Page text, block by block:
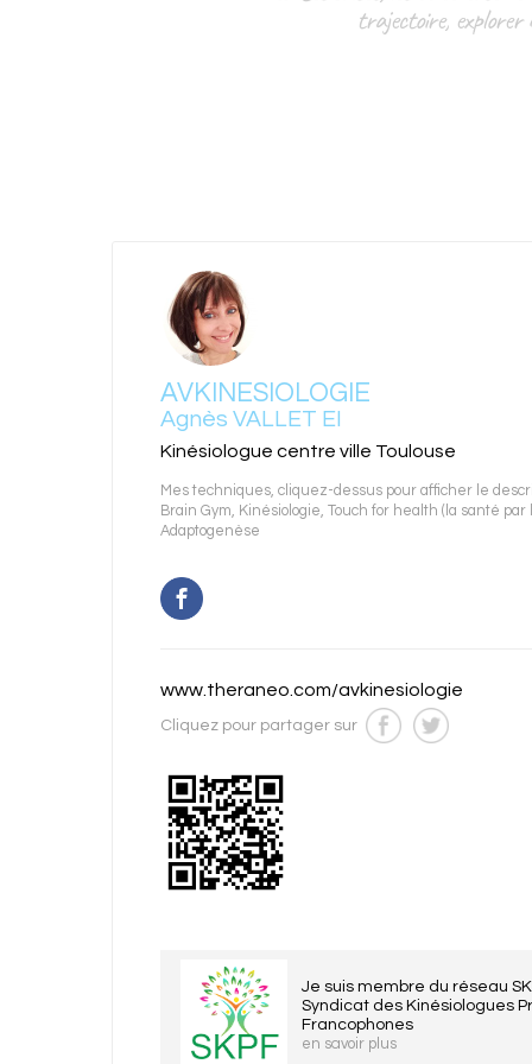
trajectoire, explorer
AVKINESIOLOGIE
Agnès VALLET EI
Kinésiologue centre ville Toulouse
Mes techniques, cliquez-dessus pour afficher le
Brain Gym, Kinésiologie,Touch for health (la santé par
Adaptogenèse
www.theraneo.com/avkinesiologie
Cliquez pour partager sur
Je suis membre du réseau
Syndicat des Kinésiologues
Francophones
en savoir plus